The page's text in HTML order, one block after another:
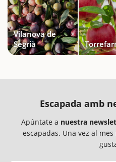
Vilanova de
Segrià
Escapada amb
Apúntate a nuestra
escapadas. Una vez al